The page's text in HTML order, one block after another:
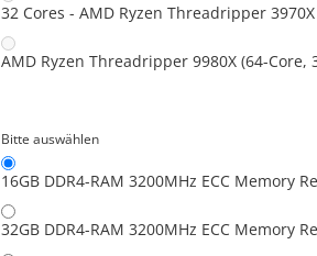
32 Cores - AMD Ryzen Threadripper
AMD Ryzen Threadripper 9980X (64-Core,
Bitte auswählen
16GB DDR4-RAM 3200MHz ECC Memory
32GB DDR4-RAM 3200MHz ECC Memory